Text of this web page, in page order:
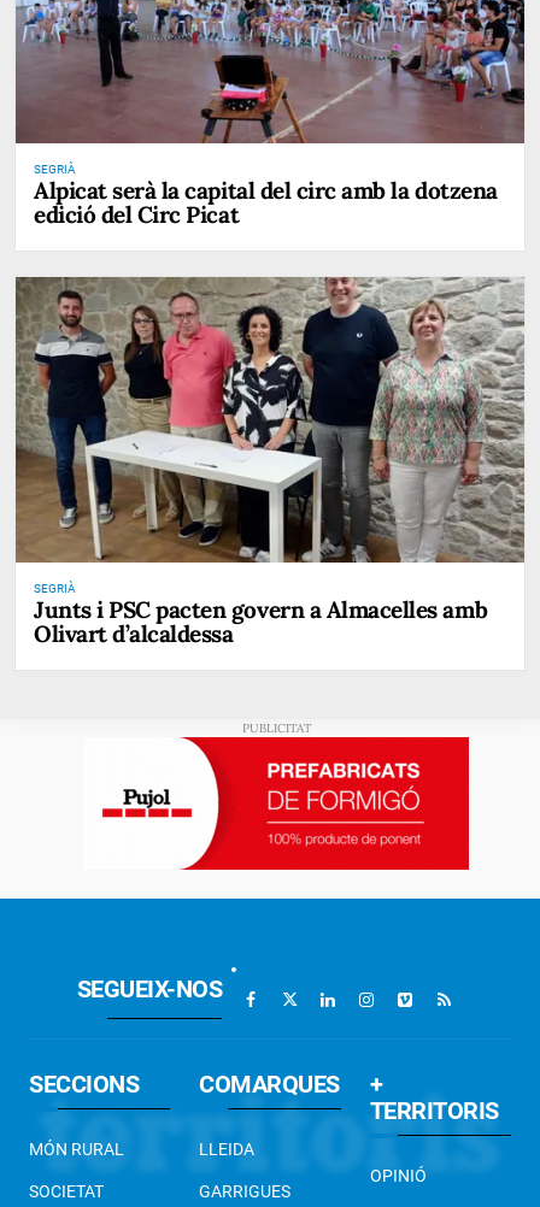
SEGRIÀ
Alpicat serà la capital del circ amb la dotzena
edició del Circ Picat
SEGRIÀ
Junts i PSC pacten govern a Almacelles amb
Olivart d’alcaldessa
SEGUEIX-NOS
SECCIONS
MÓN RURAL
SOCIETAT
COMARQUES
LLEIDA
GARRIGUES
+
TERRITORIS
OPINIÓ